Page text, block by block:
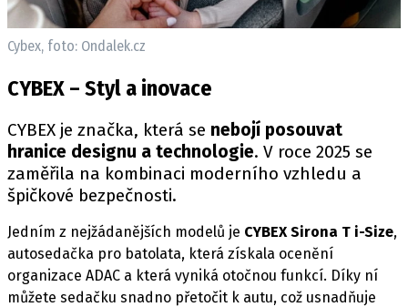
Cybex, foto: Ondalek.cz
CYBEX – Styl a inovace
CYBEX je značka, která se nebojí posouvat
hranice designu a technologie. V roce 2025 se
zaměřila na kombinaci moderního vzhledu a
špičkové bezpečnosti.
Jedním z nejžádanějších modelů je CYBEX Sirona T i-Size,
autosedačka pro batolata, která získala ocenění
organizace ADAC a která vyniká otočnou funkcí. Díky ní
můžete sedačku snadno přetočit k autu, což usnadňuje